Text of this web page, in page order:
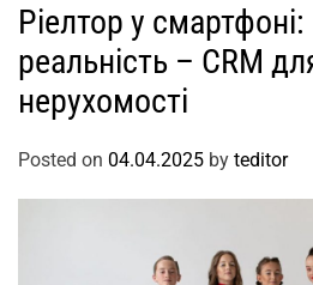
Ріелтор у
реальність – CRM
нерухомості
Posted on 04.04.2025 by teditor